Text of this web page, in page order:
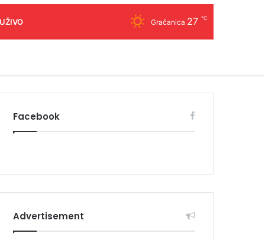
Gračanica 27 ℃
Facebook
Advertisement